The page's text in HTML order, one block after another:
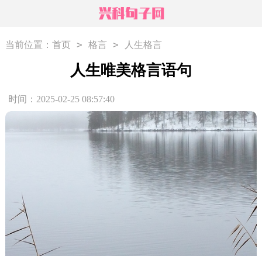
当前位置： 首页 > 格言 > 人生格言
人生唯美格言语句
时间：2025-02-25 08:57:40